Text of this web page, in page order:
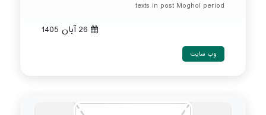
texts in post Moghol period
وب سایت